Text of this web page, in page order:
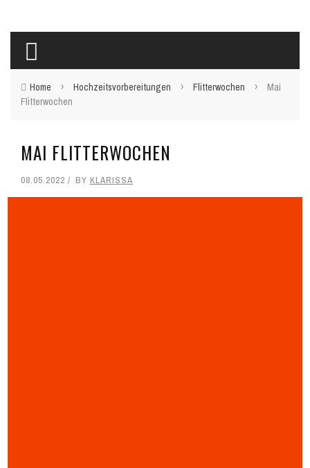
Home › Hochzeitsvorbereitungen › Flitterwochen ›
Mai
Flitterwochen
MAI FLITTERWOCHEN
08.05.2022 BY KLARISSA